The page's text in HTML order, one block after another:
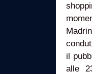
il
alle